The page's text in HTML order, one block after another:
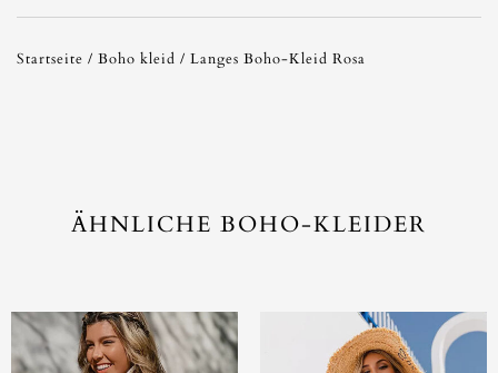
Startseite / Boho kleid / Langes Boho-Kleid Rosa
ÄHNLICHE BOHO-KLEIDER